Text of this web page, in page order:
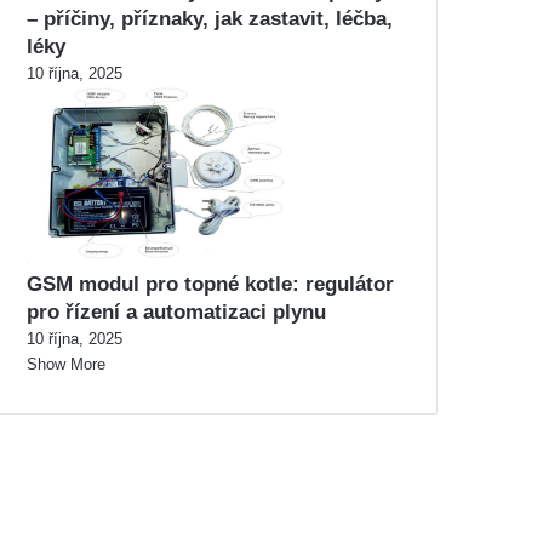
– příčiny, příznaky, jak zastavit, léčba,
léky
10 října, 2025
GSM modul pro topné kotle: regulátor
pro řízení a automatizaci plynu
10 října, 2025
Show More